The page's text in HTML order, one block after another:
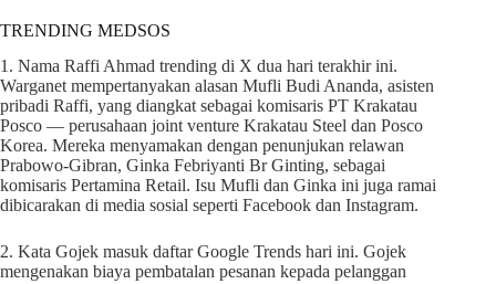
TRENDING MEDSOS
1. Nama Raffi Ahmad trending di X dua hari terakhir ini.
Warganet mempertanyakan alasan Mufli Budi Ananda, asisten
pribadi Raffi, yang diangkat sebagai komisaris PT Krakatau
Posco — perusahaan joint venture Krakatau Steel dan Posco
Korea. Mereka menyamakan dengan penunjukan relawan
Prabowo-Gibran, Ginka Febriyanti Br Ginting, sebagai
komisaris Pertamina Retail. Isu Mufli dan Ginka ini juga ramai
dibicarakan di media sosial seperti Facebook dan Instagram.
2. Kata Gojek masuk daftar Google Trends hari ini. Gojek
mengenakan biaya pembatalan pesanan kepada pelanggan